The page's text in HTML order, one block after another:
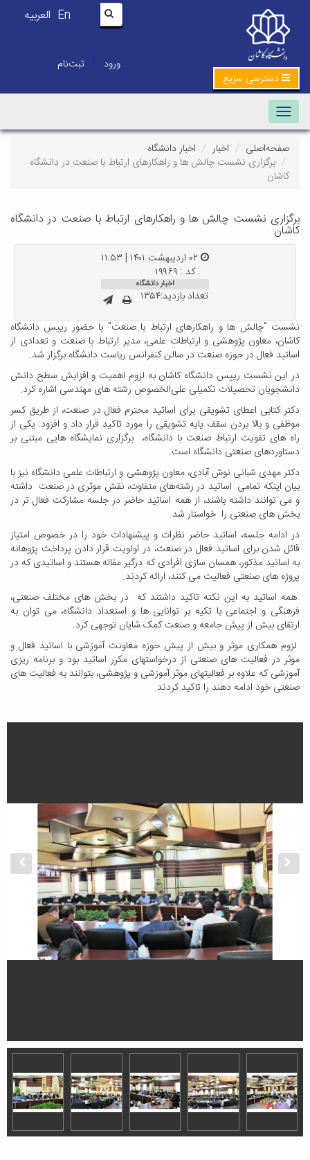
En العربیه
ورود | ثبت‌نام
دسترسی سریع
Toggle navigation
صفحه‌اصلی اخبار
اخبار دانشگاه
برگزاری نشست چالش ها و راهکارهای ارتباط با صنعت در دانشگاه
کاشان
برگزاری نشست چالش ها و راهکارهای ارتباط با صنعت در دانشگاه
کاشان
کد : ۱۹۹۶۹
اخبار دانشگاه
تعداد بازدید:۱۳۵۴
نشست "چالش ها و راهکارهای ارتباط با صنعت" با حضور رییس دانشگاه
کاشان، معاون پژوهشی و ارتباطات علمی، مدیر ارتباط با صنعت و تعدادی از
اساتید فعال در حوزه صنعت در سالن کنفرانس ریاست دانشگاه برگزار شد.
در این نشست رییس دانشگاه کاشان به لزوم اهمیت و افزایش سطح دانش
دانشجویان تحصیلات تکمیلی علی‌الخصوص رشته های مهندسی اشاره کرد.
دکتر کتابی اعطای تشویقی برای اساتید محترم فعال در صنعت، از طریق کسر
موظفی و بالا بردن سقف پایه تشویقی را مورد تاکید قرار داد و افزود: یکی از
راه های تقویت ارتباط صنعت با دانشگاه، برگزاری نمایشگاه هایی مبتنی بر
دستاوردهای صنعتی دانشگاه است.
دکتر مهدی شبانی نوش آبادی، معاون پژوهشی و ارتباطات علمی دانشگاه نیز با
بیان اینکه تمامی اساتید در رشته‌های متفاوت، نقش موثری در صنعت داشته
و می توانند داشته باشند، از همه اساتید حاضر در جلسه مشارکت فعال تر در
بخش های صنعتی را خواستار شد.
در ادامه جلسه، اساتید حاضر نظرات و پیشنهادات خود را در خصوص امتیاز
قائل شدن برای اساتید فعال در صنعت، در اولویت قرار دادن پرداخت پژوهانه
به اساتید مذکور، همسان سازی افرادی که درگیر مقاله هستند و اساتیدی که در
پروژه های صنعتی فعالیت می کنند، ارائه کردند.
همه اساتید به این نکته تاکید داشتند که در بخش های مختلف صنعتی،
فرهنگی و اجتماعی با تکیه بر توانایی ها و استعداد دانشگاه، می توان به
ارتقای بیش از پیش جامعه و صنعت کمک شایان توجهی کرد.
لزوم همکاری موثر و بیش از پیش حوزه معاونت آموزشی با اساتید فعال و
موثر در فعالیت های صنعتی از درخواستهای مکرر اساتید بود و برنامه ریزی
آموزشی که علاوه بر فعالیتهای موثر آموزشی و پژوهشی، بتوانند به فعالیت های
صنعتی خود ادامه دهند را تاکید کردند.